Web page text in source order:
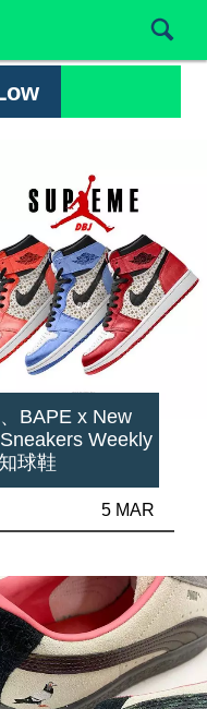
BAPE x New
Weekly
球鞋
5 MAR